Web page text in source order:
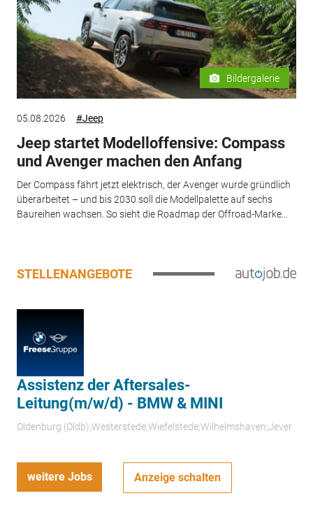
Bildergalerie
05.08.2026 #Jeep
Jeep startet Modelloffensive: Compass
und Avenger machen den Anfang
Der Compass fährt jetzt elektrisch, der Avenger wurde gründlich
überarbeitet – und bis 2030 soll die Modellpalette auf sechs
Baureihen wachsen. So sieht die Roadmap der Offroad-Marke...
STELLENANGEBOTE
Assistenz der Aftersales-
Leitung(m/w/d) - BMW & MINI
Oldenburg (Oldb);Westerstede;Wiefelstede;Wilhelmshaven;Jever
weitere Jobs Anzeige schalten